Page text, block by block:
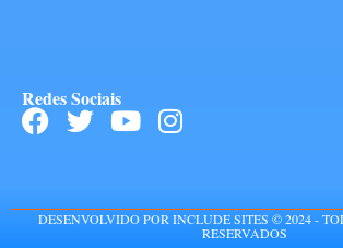
Redes Sociais
DESENVOLVIDO POR INCLUDE SITES © 2024 -
RESERVADOS